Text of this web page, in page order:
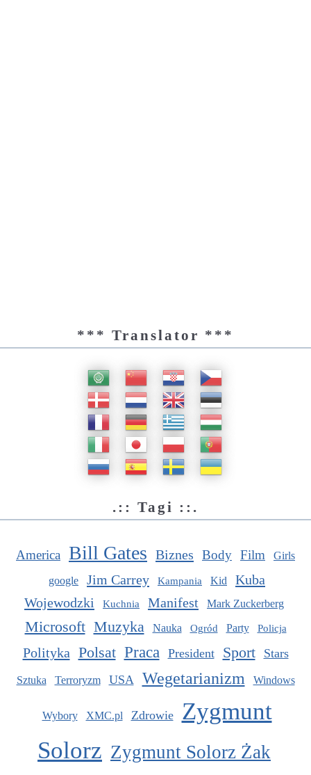
*** Translator ***
.:: Tagi ::.
America Bill Gates Biznes Body Film
Girls
google
Jim Carrey Kampania Kid
Kuba
Wojewodzki
Kuchnia Manifest Mark Zuckerberg
Microsoft Muzyka Nauka Ogród Party Policja
Polityka Polsat Praca President Sport Stars
Sztuka Terroryzm USA Wegetarianizm Windows
Wybory XMC.pl Zdrowie
Zygmunt
Solorz Zygmunt Solorz Żak